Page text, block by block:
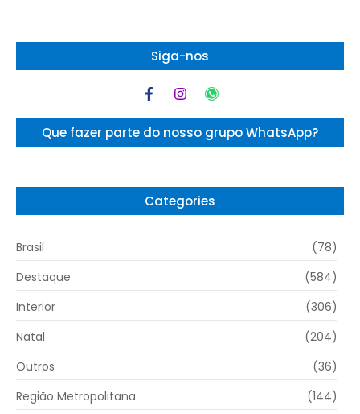
Siga-nos
Que fazer parte do nosso grupo WhatsApp?
Categories
Brasil
(78)
Destaque
(584)
Interior
(306)
Natal
(204)
Outros
(36)
Região Metropolitana
(144)